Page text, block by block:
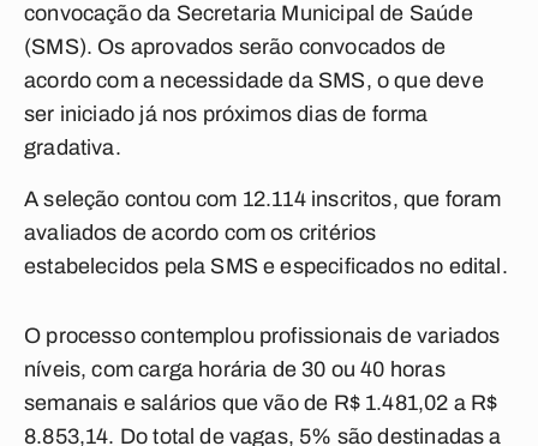
convocação da Secretaria Municipal de Saúde
(SMS). Os aprovados serão convocados de
acordo com a necessidade da SMS, o que deve
ser iniciado já nos próximos dias de forma
gradativa.
A seleção contou com 12.114 inscritos, que foram
avaliados de acordo com os critérios
estabelecidos pela SMS e especificados no edital.
O processo contemplou profissionais de variados
níveis, com carga horária de 30 ou 40 horas
semanais e salários que vão de R$ 1.481,02 a R$
8.853,14. Do total de vagas, 5% são destinadas a